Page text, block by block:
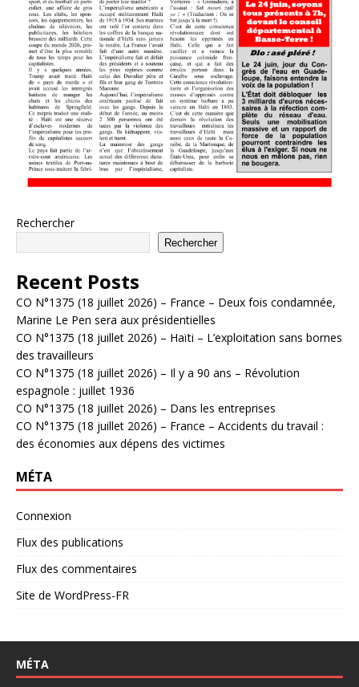
Rechercher
Rechercher
Recent Posts
CO N°1375 (18 juillet 2026) – France – Deux fois condamnée,
Marine Le Pen sera aux présidentielles
CO N°1375 (18 juillet 2026) – Haïti – L’exploitation sans bornes
des travailleurs
CO N°1375 (18 juillet 2026) – Il y a 90 ans – Révolution
espagnole : juillet 1936
CO N°1375 (18 juillet 2026) – Dans les entreprises
CO N°1375 (18 juillet 2026) – France – Accidents du travail :
des économies aux dépens des victimes
MÉTA
Connexion
Flux des publications
Flux des commentaires
Site de WordPress-FR
MÉTA